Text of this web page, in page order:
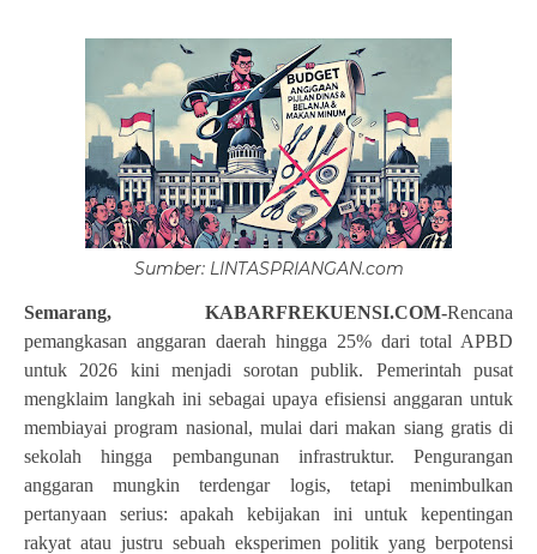
Sumber: LINTASPRIANGAN.com
Semarang, KABARFREKUENSI.COM-Rencana
pemangkasan anggaran daerah hingga 25% dari total APBD
untuk 2026 kini menjadi sorotan publik. Pemerintah pusat
mengklaim langkah ini sebagai upaya efisiensi anggaran untuk
membiayai program nasional, mulai dari makan siang gratis di
sekolah hingga pembangunan infrastruktur. Pengurangan
anggaran mungkin terdengar logis, tetapi menimbulkan
pertanyaan serius: apakah kebijakan ini untuk kepentingan
rakyat atau justru sebuah eksperimen politik yang berpotensi